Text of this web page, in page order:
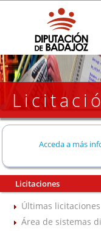
Acceda a más
Licitaciones
Últimas licitaciones
Área de sistemas